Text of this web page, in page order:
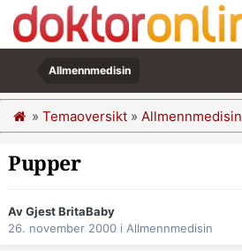
Allmennmedisin
» Temaoversikt » Allmennmedisin
Pupper
Av Gjest BritaBaby
26. november 2000 i Allmennmedisin